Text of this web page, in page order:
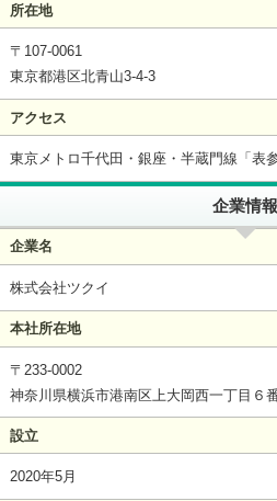
所在地
〒107-0061
東京都港区北青山3-4-3
アクセス
東京メトロ千代田・銀座・半蔵門線「表
企業情報
企業名
株式会社ツクイ
本社所在地
〒233-0002
神奈川県横浜市港南区上大岡西一丁目６
設立
2020年5月